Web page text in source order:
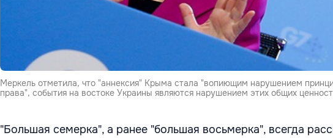
Меркель отметила, что "аннексия" Крыма стала "вопиющим нарушением
права", события на востоке Украины являются нарушением этих общих
"Большая семерка", а ранее "большая восьмерка", всегда